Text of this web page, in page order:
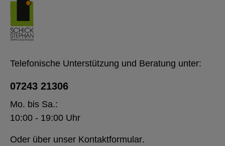
Telefonische Unterstützung und Beratung unter:
07243 21306
Mo. bis Sa.:
10:00 - 19:00 Uhr
Oder über unser Kontaktformular.